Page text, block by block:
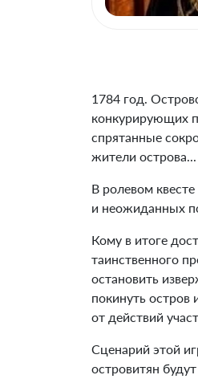
1784 год.
конкурирующих
спрятанные
жители острова...
В ролевом
и неожиданных
Кому в итоге
таинственного
остановить
покинуть остров
от действий
Сценарий этой
островитян